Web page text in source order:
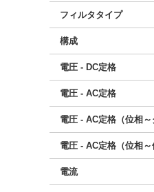
フィルタタイプ
構成
電圧 - DC定格
電圧 - AC定格
電圧 - AC定格（位相～
電圧 - AC定格（位相～
電流